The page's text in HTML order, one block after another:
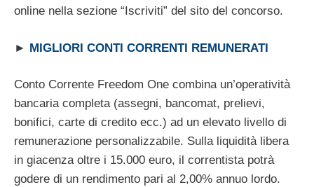
online nella sezione “Iscriviti” del sito del concorso.
► MIGLIORI CONTI CORRENTI REMUNERATI
Conto Corrente Freedom One combina un’operatività
bancaria completa (assegni, bancomat, prelievi,
bonifici, carte di credito ecc.) ad un elevato livello di
remunerazione personalizzabile. Sulla liquidità libera
in giacenza oltre i 15.000 euro, il correntista potrà
godere di un rendimento pari al 2,00% annuo lordo.